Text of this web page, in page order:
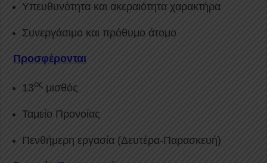
Υπευθυνότητα και ακεραιότητα χαρακτήρα
Συνεργάσιμο και πρόθυμο άτομο
Προσφέρονται
13ος μισθός
Ταμείο Προνοίας
Πενθήμερη εργασία (Δευτέρα-Παρασκευή)